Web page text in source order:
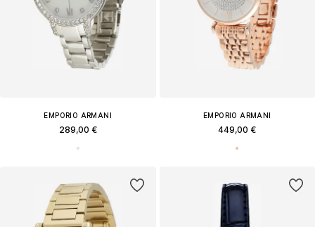
EMPORIO ARMANI
289,00 €
EMPORIO ARMANI
449,00 €